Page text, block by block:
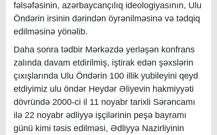
fəlsəfəsinin, azərbaycançılıq ideologiyasının, Ulu
Öndərin irsinin dərindən öyrənilməsinə və tədqiq
edilməsinə yönəlib.
Daha sonra tədbir Mərkəzdə yerləşən konfrans
zalında davam etdirilmiş, iştirak edən şəxslərin
çıxışlarında Ulu Öndərin 100 illik yubileyini qeyd
etdiyimiz ulu öndər Heydər Əliyevin hakmiyyəti
dövründə 2000-ci il 11 noyabr tarixli Sərəncamı
ilə 22 noyabr ədliyyə işçilərinin peşə bayramı
günü kimi təsis edilməsi, Ədliyyə Nazirliyinin